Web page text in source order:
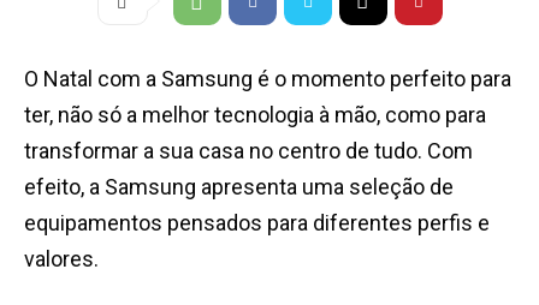
O Natal com a Samsung é o momento perfeito para
ter, não só a melhor tecnologia à mão, como para
transformar a sua casa no centro de tudo. Com
efeito, a Samsung apresenta uma seleção de
equipamentos pensados para diferentes perfis e
valores.